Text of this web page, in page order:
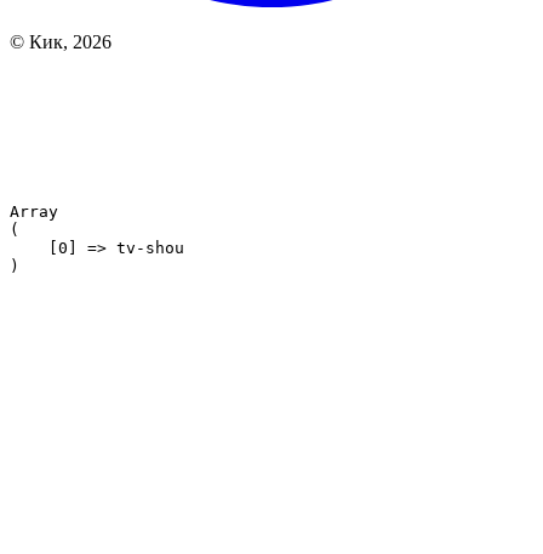
© Кик, 2026
Array
(
    [0] => tv-shou